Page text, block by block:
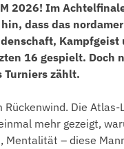
2026! Im
dass das
16 gespielt. Doch
Turniers zählt.
Die
mehr gezeigt,
Mentalität – diese